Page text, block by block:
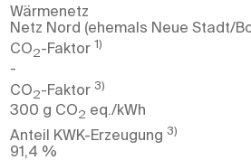
Wärmenetz
Netz Nord (ehemals Neue Stadt/
CO2-Faktor 1)
-
CO2-Faktor 3)
300 g CO2 eq./kWh
Anteil KWK-Erzeugung 3)
91,4 %